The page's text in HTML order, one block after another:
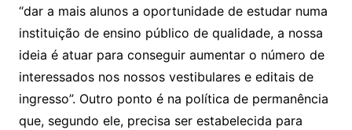
“dar a mais alunos a oportunidade de estudar numa
instituição de ensino público de qualidade, a nossa
ideia é atuar para conseguir aumentar o número de
interessados nos nossos vestibulares e editais de
ingresso”. Outro ponto é na política de permanência
que, segundo ele, precisa ser estabelecida para